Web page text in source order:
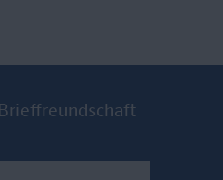
Brieffreundschaft